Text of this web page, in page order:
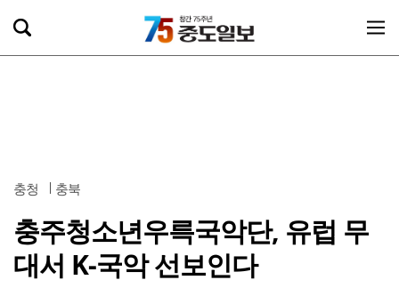
충청 충북
충주청소년우륵국악단, 유럽 무
대서 K-국악 선보인다